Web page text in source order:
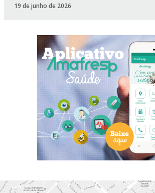
19 de junho de 2026